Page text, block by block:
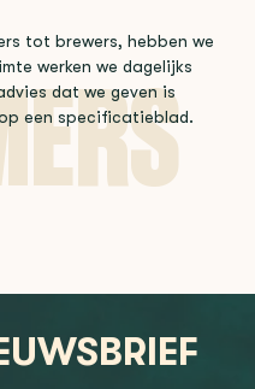
tot brewers, hebben we
werken we dagelijks
dat we geven is
een specificatieblad.